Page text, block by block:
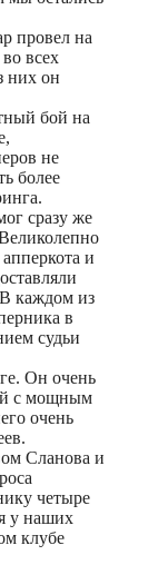
провел на
всех
них он
бой на
не
более
сразу же
и
каждом из
в
судьи
Он очень
с мощным
очень
Сланова и
четыре
у наших
клубе